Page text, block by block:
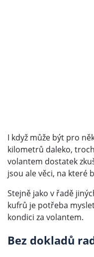
I když může být pro
kilometrů daleko,
volantem dostatek
jsou ale věci, na které
Stejně jako v řadě
kufrů je potřeba
kondici za volantem.
Bez dokladů